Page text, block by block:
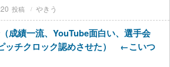
やきう
成績一流、YouTube面白い、選手会
ッチクロック認めさせた） ←こいつ